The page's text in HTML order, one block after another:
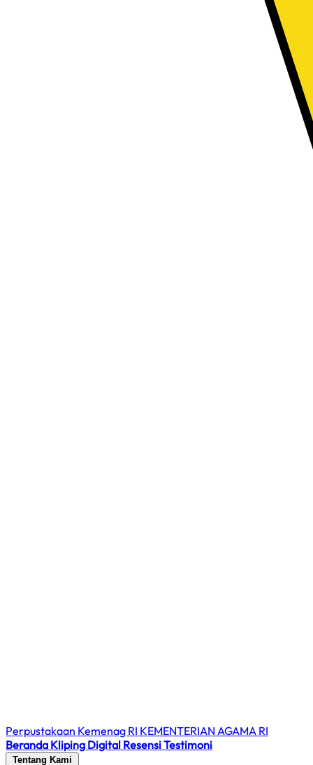
Perpustakaan Kemenag RI KEMENTERIAN AGAMA RI
Beranda Kliping Digital ResensiTestimoni
Tentang Kami